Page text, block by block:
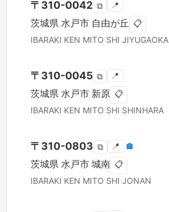
〒 310-0042 ⧉ 📍
茨城県 水戸市 自由が丘 📋
IBARAKI KEN MITO SHI JIYUGAOKA
〒 310-0045 ⧉ 📍
茨城県 水戸市 新原 📋
IBARAKI KEN MITO SHI SHINHARA
〒 310-0803 ⧉ 📍 🏣
茨城県 水戸市 城南 📋
IBARAKI KEN MITO SHI JONAN